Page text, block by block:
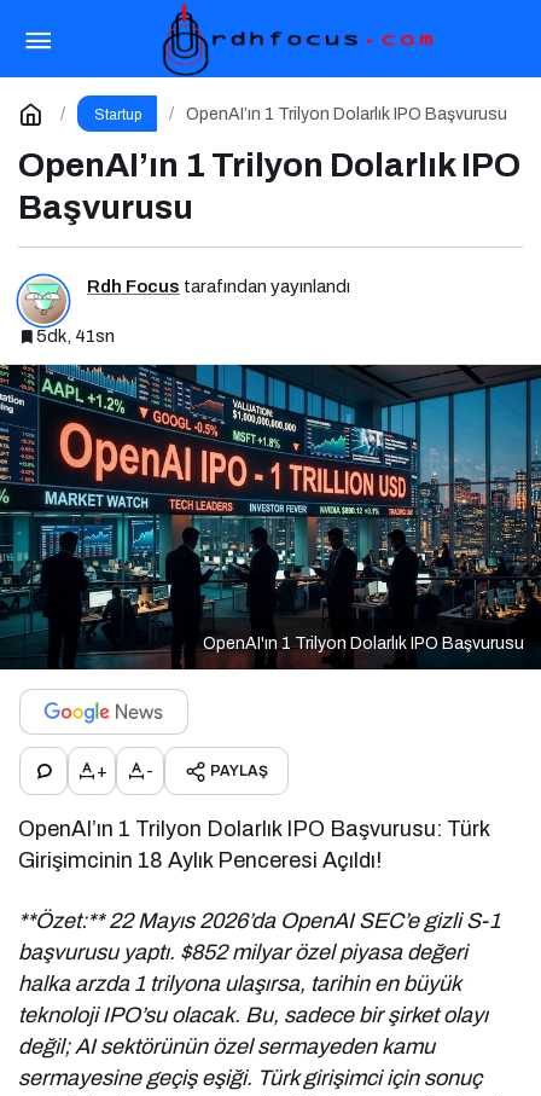
Startup OpenAI’ın 1 Trilyon Dolarlık IPO Başvurusu
OpenAI’ın 1 Trilyon Dolarlık IPO
Başvurusu
Rdh Focus tarafından yayınlandı
5dk, 41sn
OpenAI'ın 1 Trilyon Dolarlık IPO Başvurusu
+ - PAYLAŞ
OpenAI’ın 1 Trilyon Dolarlık IPO Başvurusu: Türk
Girişimcinin 18 Aylık Penceresi Açıldı!
**Özet:** 22 Mayıs 2026’da OpenAI SEC’e gizli S-1
başvurusu yaptı. $852 milyar özel piyasa değeri
halka arzda 1 trilyona ulaşırsa, tarihin en büyük
teknoloji IPO’su olacak. Bu, sadece bir şirket olayı
değil; AI sektörünün özel sermayeden kamu
sermayesine geçiş eşiği. Türk girişimci için sonuç
Girişimcilik Odaklı Podcast Serisi:
Girişimcilerin Büyük Hataları
Yorum Yap